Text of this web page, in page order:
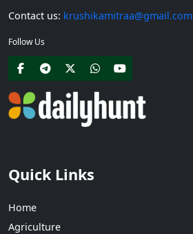
Contact us: krushikamitraa@gmail.com
Follow Us
Quick Links
Home
Agriculture